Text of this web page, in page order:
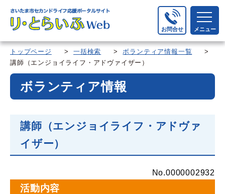
お問合せ メニュー
トップページ >一括検索 >ボランティア情報一覧
>
講師（エンジョイライフ・アドヴァイザー）
ボランティア情報
講師（エンジョイライフ・アドヴァ
イザー）
No.0000002932
活動内容